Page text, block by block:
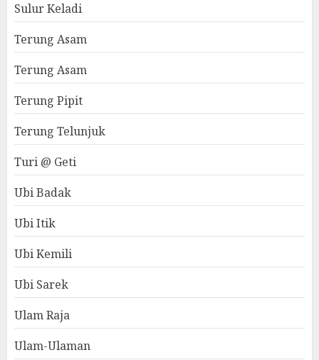
Sulur Keladi
Terung Asam
Terung Asam
Terung Pipit
Terung Telunjuk
Turi @ Geti
Ubi Badak
Ubi Itik
Ubi Kemili
Ubi Sarek
Ulam Raja
Ulam-Ulaman